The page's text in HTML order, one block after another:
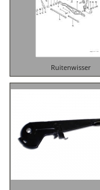
Ruitenwisser